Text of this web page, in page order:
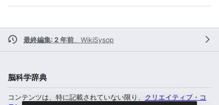
最終編集: 2 年前 WikiSysop
脳科学辞典
コンテンツは、特に記載されていない限り、 クリエイティブ・コ